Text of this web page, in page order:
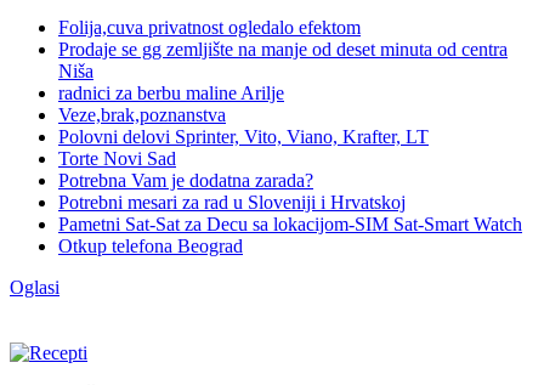
Folija,cuva privatnost ogledalo efektom
Prodaje se gg zemljište na manje od deset minuta od centra
Niša
radnici za berbu maline Arilje
Veze,brak,poznanstva
Polovni delovi Sprinter, Vito, Viano, Krafter, LT
Torte Novi Sad
Potrebna Vam je dodatna zarada?
Potrebni mesari za rad u Sloveniji i Hrvatskoj
Pametni Sat-Sat za Decu sa lokacijom-SIM Sat-Smart Watch
Otkup telefona Beograd
Oglasi